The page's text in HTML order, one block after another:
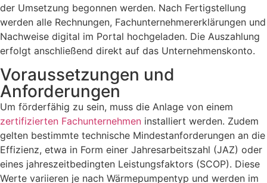
der Umsetzung begonnen werden. Nach Fertigstellung
werden alle Rechnungen, Fachunternehmererklärungen und
Nachweise digital im Portal hochgeladen. Die Auszahlung
erfolgt anschließend direkt auf das Unternehmenskonto.
Voraussetzungen und
Anforderungen
Um förderfähig zu sein, muss die Anlage von einem
zertifizierten Fachunternehmen installiert werden. Zudem
gelten bestimmte technische Mindestanforderungen an die
Effizienz, etwa in Form einer Jahresarbeitszahl (JAZ) oder
eines jahreszeitbedingten Leistungsfaktors (SCOP). Diese
Werte variieren je nach Wärmepumpentyp und werden im